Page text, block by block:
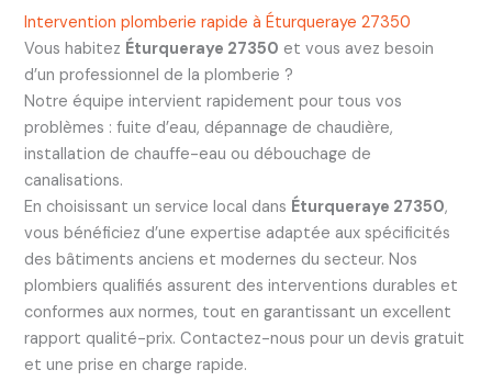
Intervention plomberie rapide à Éturqueraye 27350
Vous habitez Éturqueraye 27350 et vous avez besoin
d’un professionnel de la plomberie ?
Notre équipe intervient rapidement pour tous vos
problèmes : fuite d’eau, dépannage de chaudière,
installation de chauffe-eau ou débouchage de
canalisations.
En choisissant un service local dans Éturqueraye 27350,
vous bénéficiez d’une expertise adaptée aux spécificités
des bâtiments anciens et modernes du secteur. Nos
plombiers qualifiés assurent des interventions durables et
conformes aux normes, tout en garantissant un excellent
rapport qualité-prix. Contactez-nous pour un devis gratuit
et une prise en charge rapide.